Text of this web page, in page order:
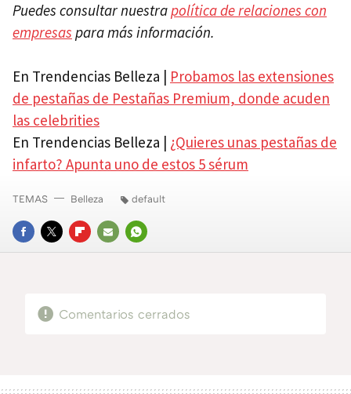
Puedes consultar nuestrapolítica de relaciones con
empresas para más información.
En Trendencias Belleza | Probamos las extensiones
de pestañas de Pestañas Premium, donde acuden
las celebrities
En Trendencias Belleza | ¿Quieres unas pestañas de
infarto? Apunta uno de estos 5 sérum
FACEBOOK
TWITTERFLIPBOARD
E-
WHATSAPP
TEMAS Belleza default
Comentarios cerrados